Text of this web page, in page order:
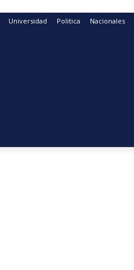
Universidad Politica Nacionales